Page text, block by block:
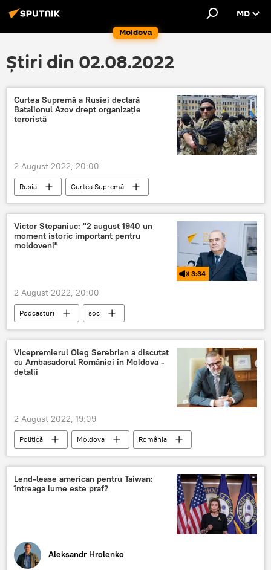
Moldova
MD
Știri din 02.08.2022
Curtea Supremă a Rusiei declară
Batalionul Azov drept organizaţie
teroristă
2 August 2022, 20:00
Rusia
Curtea Supremă
Batalionul Azov
Victor Stepaniuc: "2 august 1940 un
moment istoric important pentru
moldoveni"
3:34
2 August 2022, 20:00
Podcasturi soc
Vicepremierul Oleg Serebrian a discutat
cu Ambasadorul României în Moldova -
detalii
2 August 2022, 19:09
Politică Moldova
România
dialog
ambasador Tiraspol
Lend-lease american pentru Taiwan:
întreaga lume este praf?
Aleksandr Hrolenko